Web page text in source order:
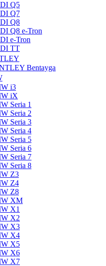
Q5
Q7
Q8
Q8 e-Tron
e-Tron
TT
Bentayga
i3
iX
Seria 1
Seria 2
Seria 3
Seria 4
Seria 5
Seria 6
Seria 7
Seria 8
Z3
Z4
Z8
XM
X1
X2
X3
X4
X5
X6
X7